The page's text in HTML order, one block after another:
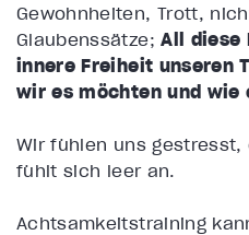
Gewohnheiten, Trott,
Glaubenssätze;All diese
innere Freiheit unseren
wir es möchten und
Wir fühlen uns
fühlt sich leer an.
Achtsamkeitstraining